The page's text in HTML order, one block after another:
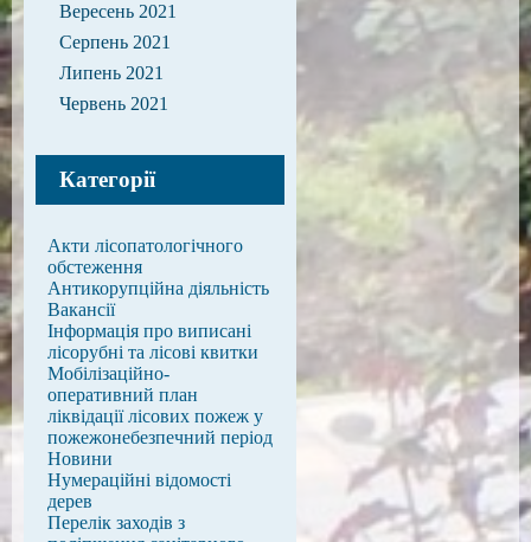
Вересень 2021
Серпень 2021
Липень 2021
Червень 2021
Категорії
Акти лісопатологічного
обстеження
Антикорупційна діяльність
Вакансії
Інформація про виписані
лісорубні та лісові квитки
Мобілізаційно-
оперативний план
ліквідації лісових пожеж у
пожежонебезпечний період
Новини
Нумераційні відомості
дерев
Перелік заходів з